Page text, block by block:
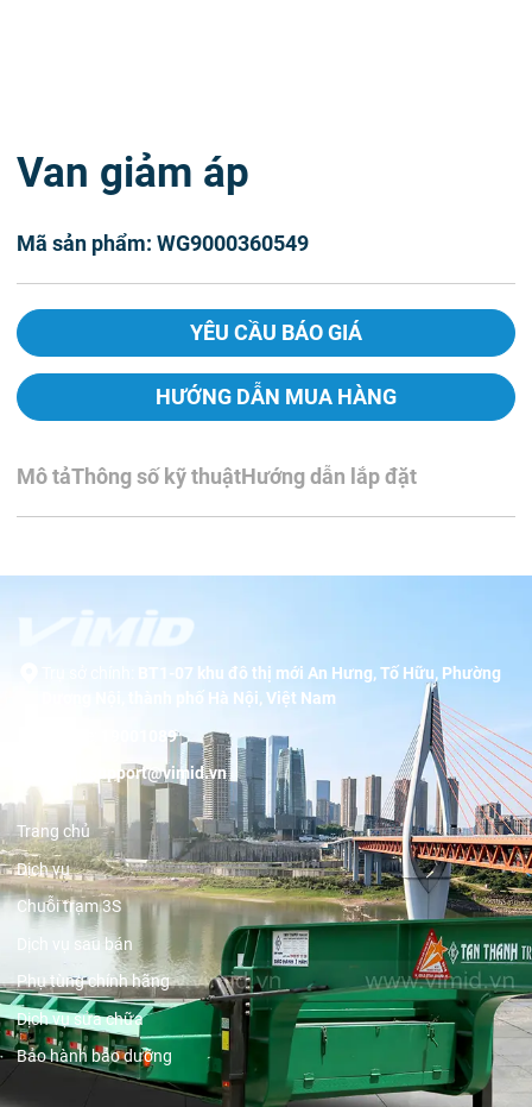
Van giảm áp
Mã sản phẩm: WG9000360549
YÊU CẦU BÁO GIÁ
HƯỚNG DẪN MUA HÀNG
Mô tảThông số kỹ thuậtHướng dẫn lắp đặt
BT1-07 khu đô thị mới An Hưng, Tố Hữu, Phường
Dương Nội, thành phố Hà Nội, Việt Nam
19001089
support@vimid.vn
Trang chủ
Dịch vụ
Chuỗi trạm 3S
Dịch vụ sau bán
Phụ tùng chính hãng
Dịch vụ sửa chữa
Bảo hành bảo dưỡng